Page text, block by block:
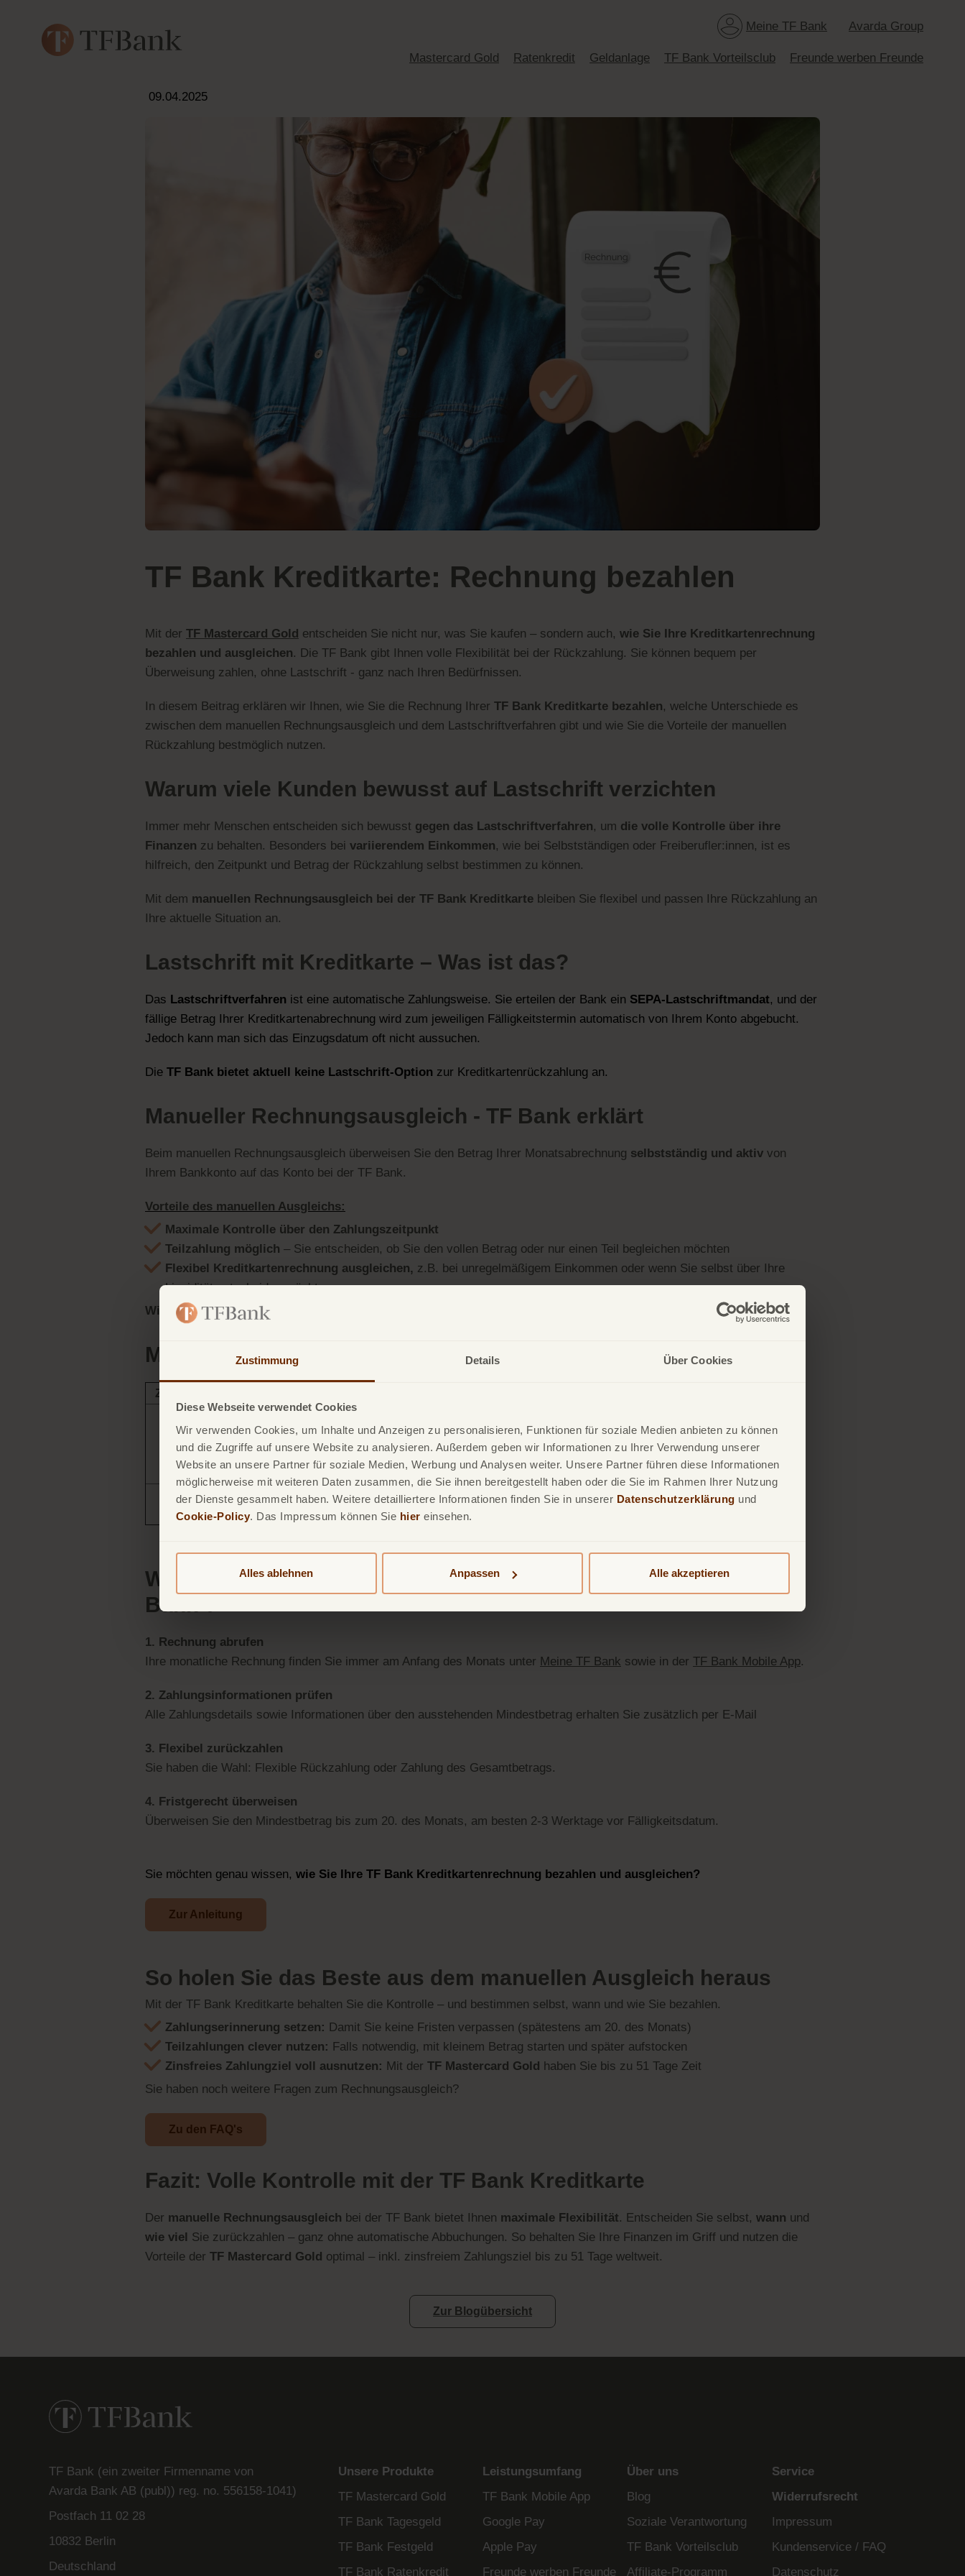
Zustimmung Details Über Cookies
Diese Webseite verwendet Cookies
Wir verwenden Cookies, um Inhalte und Anzeigen zu personalisieren, Funktionen für soziale Medien anbieten zu können
und die Zugriffe auf unsere Website zu analysieren. Außerdem geben wir Informationen zu Ihrer Verwendung unserer
Website an unsere Partner für soziale Medien, Werbung und Analysen weiter. Unsere Partner führen diese Informationen
möglicherweise mit weiteren Daten zusammen, die Sie ihnen bereitgestellt haben oder die Sie im Rahmen Ihrer Nutzung
der Dienste gesammelt haben. Weitere detailliertere Informationen finden Sie in unserer Datenschutzerklärung und
Cookie-Policy. Das Impressum können Sie hier einsehen.
Alles ablehnen Anpassen Alle akzeptieren
Mastercard Gold Ratenkredit Geldanlage TF Bank Vorteilsclub Freunde werben Freunde
Meine TF Bank Avarda Group
09.04.2025
TF Bank Kreditkarte: Rechnung bezahlen
Mit der TF Mastercard Gold entscheiden Sie nicht nur, was Sie kaufen – sondern auch, wie Sie Ihre Kreditkartenrechnung
bezahlen und ausgleichen. Die TF Bank gibt Ihnen volle Flexibilität bei der Rückzahlung. Sie können bequem per
Überweisung zahlen, ohne Lastschrift - ganz nach Ihren Bedürfnissen.
In diesem Beitrag erklären wir Ihnen, wie Sie die Rechnung Ihrer TF Bank Kreditkarte bezahlen, welche Unterschiede es
zwischen dem manuellen Rechnungsausgleich und dem Lastschriftverfahren gibt und wie Sie die Vorteile der manuellen
Rückzahlung bestmöglich nutzen.
Warum viele Kunden bewusst auf Lastschrift verzichten
Immer mehr Menschen entscheiden sich bewusst gegen das Lastschriftverfahren, um die volle Kontrolle über ihre
Finanzen zu behalten. Besonders bei variierendem Einkommen, wie bei Selbstständigen oder Freiberufler:innen, ist es
hilfreich, den Zeitpunkt und Betrag der Rückzahlung selbst bestimmen zu können.
Mit dem manuellen Rechnungsausgleich bei der TF Bank Kreditkarte bleiben Sie flexibel und passen Ihre Rückzahlung an
Ihre aktuelle Situation an.
Lastschrift mit Kreditkarte – Was ist das?
Das Lastschriftverfahren ist eine automatische Zahlungsweise. Sie erteilen der Bank ein SEPA-Lastschriftmandat, und der
fällige Betrag Ihrer Kreditkartenabrechnung wird zum jeweiligen Fälligkeitstermin automatisch von Ihrem Konto abgebucht.
Jedoch kann man sich das Einzugsdatum oft nicht aussuchen.
Die TF Bank bietet aktuell keine Lastschrift-Option zur Kreditkartenrückzahlung an.
Manueller Rechnungsausgleich - TF Bank erklärt
Beim manuellen Rechnungsausgleich überweisen Sie den Betrag Ihrer Monatsabrechnung selbstständig und aktiv von
Ihrem Bankkonto auf das Konto bei der TF Bank.
Vorteile des manuellen Ausgleichs:
Maximale Kontrolle über den Zahlungszeitpunkt
Teilzahlung möglich – Sie entscheiden, ob Sie den vollen Betrag oder nur einen Teil begleichen möchten
Flexibel Kreditkartenrechnung ausgleichen, z.B. bei unregelmäßigem Einkommen oder wenn Sie selbst über Ihre
Liquidität entscheiden möchten
Wichtig:Achten Sie bei dieser Variante bitte auf den Mahnungen oder Zinsen zu vermeiden.
Manuelle Überweisung vs. Lastschrift - was passt zu Ihnen?
Zahlungstyp
Lastschrift
Automatisch,
bequem
Keine
Teilzahlung,
weniger
Kontrolle
Manuelle
Zahlung
Flexibel,
selbstbestimmt
Gefahr von
Zahlungsverzug
Wie funktioniert der manuelle Rechnungsausgleich bei der TF
Bank ?
1. Rechnung abrufen
Ihre monatliche Rechnung finden Sie immer am Anfang des Monats unter Meine TF Bank sowie in der TF Bank Mobile App.
2. Zahlungsinformationen prüfen
Alle Zahlungsdetails sowie Informationen über den ausstehenden Mindestbetrag erhalten Sie zusätzlich per E-Mail
3. Flexibel zurückzahlen
Sie haben die Wahl: Flexible Rückzahlung oder Zahlung des Gesamtbetrags.
4. Fristgerecht überweisen
Überweisen Sie den Mindestbetrag bis zum 20. des Monats, am besten 2-3 Werktage vor Fälligkeitsdatum.
Sie möchten genau wissen, wie Sie Ihre TF Bank Kreditkartenrechnung bezahlen und ausgleichen?
Zur Anleitung
So holen Sie das Beste aus dem manuellen Ausgleich heraus
Mit der TF Bank Kreditkarte behalten Sie die Kontrolle – und bestimmen selbst, wann und wie Sie bezahlen.
Zahlungserinnerung setzen: Damit Sie keine Fristen verpassen (spätestens am 20. des Monats)
Teilzahlungen clever nutzen: Falls notwendig, mit kleinem Betrag starten und später aufstocken
Zinsfreies Zahlungziel voll ausnutzen: Mit der TF Mastercard Gold haben Sie bis zu 51 Tage Zeit
Sie haben noch weitere Fragen zum Rechnungsausgleich?
Zu den FAQ's
Fazit: Volle Kontrolle mit der TF Bank Kreditkarte
Der manuelle Rechnungsausgleich bei der TF Bank bietet Ihnen maximale Flexibilität. Entscheiden Sie selbst, wann und
wie viel Sie zurückzahlen – ganz ohne automatische Abbuchungen. So behalten Sie Ihre Finanzen im Griff und nutzen die
Vorteile der TF Mastercard Gold optimal – inkl. zinsfreiem Zahlungsziel bis zu 51 Tage weltweit.
Zur Blogübersicht
TF Bank (ein zweiter Firmenname von
Avarda Bank AB (publ)) reg. no. 556158-1041)
Postfach 11 02 28
10832 Berlin
Deutschland
Unsere Produkte
TF Mastercard Gold
TF Bank Tagesgeld
TF Bank Festgeld
TF Bank Ratenkredit
Leistungsumfang
TF Bank Mobile App
Google Pay
Apple Pay
Freunde werben Freunde
Über uns
Blog
Soziale Verantwortung
TF Bank Vorteilsclub
Affiliate-Programm
Service
Widerrufsrecht
Impressum
Kundenservice / FAQ
Datenschutz